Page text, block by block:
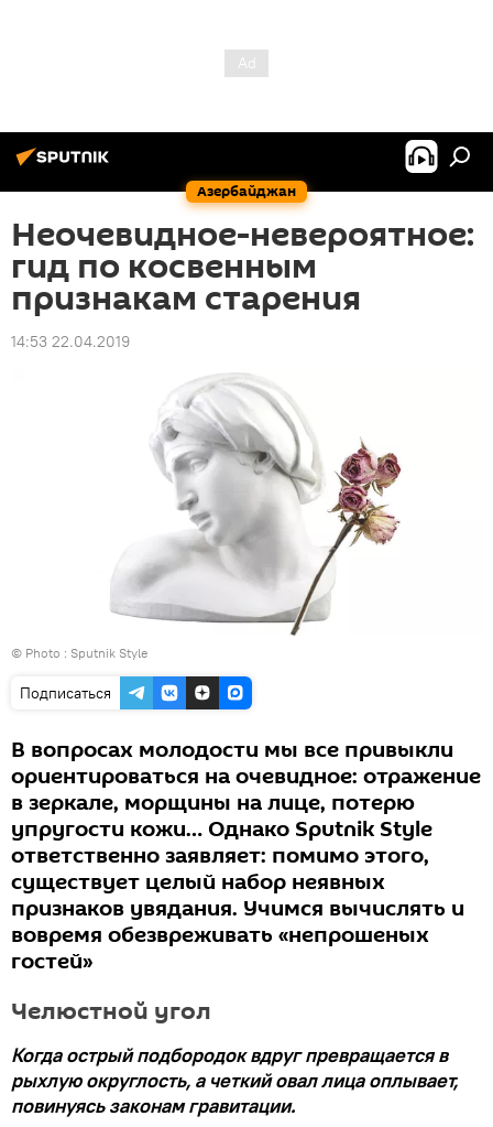
Азербайджан
Неочевидное-невероятное:
гид по косвенным
признакам старения
14:53 22.04.2019
© Photo : Sputnik Style
Подписаться
В вопросах молодости мы все привыкли
ориентироваться на очевидное: отражение
в зеркале, морщины на лице, потерю
упругости кожи… Однако Sputnik Style
ответственно заявляет: помимо этого,
существует целый набор неявных
признаков увядания. Учимся вычислять и
вовремя обезвреживать «непрошеных
гостей»
Челюстной угол
Когда острый подбородок вдруг превращается в
рыхлую округлость, а четкий овал лица оплывает,
повинуясь законам гравитации.